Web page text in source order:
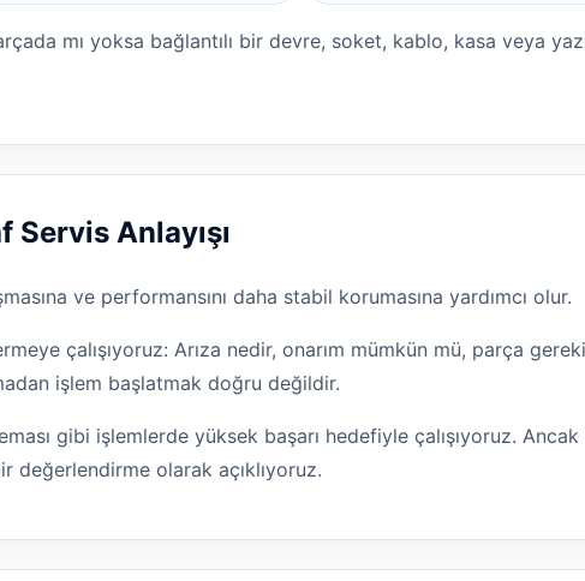
mı yoksa bağlantılı bir devre, soket, kablo, kasa veya
Anlayışı
ve performansını daha stabil korumasına yardımcı olur.
çalışıyoruz: Arıza nedir, onarım mümkün mü, parça
işlem başlatmak doğru değildir.
gibi işlemlerde yüksek başarı hedefiyle çalışıyoruz.
değerlendirme olarak açıklıyoruz.